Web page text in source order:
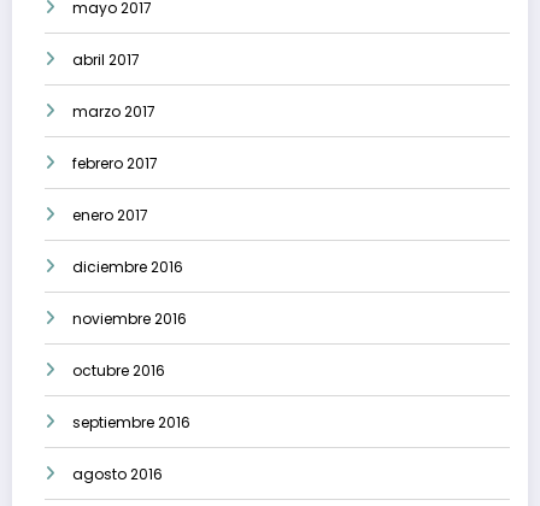
mayo 2017
abril 2017
marzo 2017
febrero 2017
enero 2017
diciembre 2016
noviembre 2016
octubre 2016
septiembre 2016
agosto 2016